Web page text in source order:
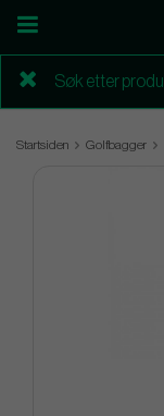
Startsiden Golfbagger